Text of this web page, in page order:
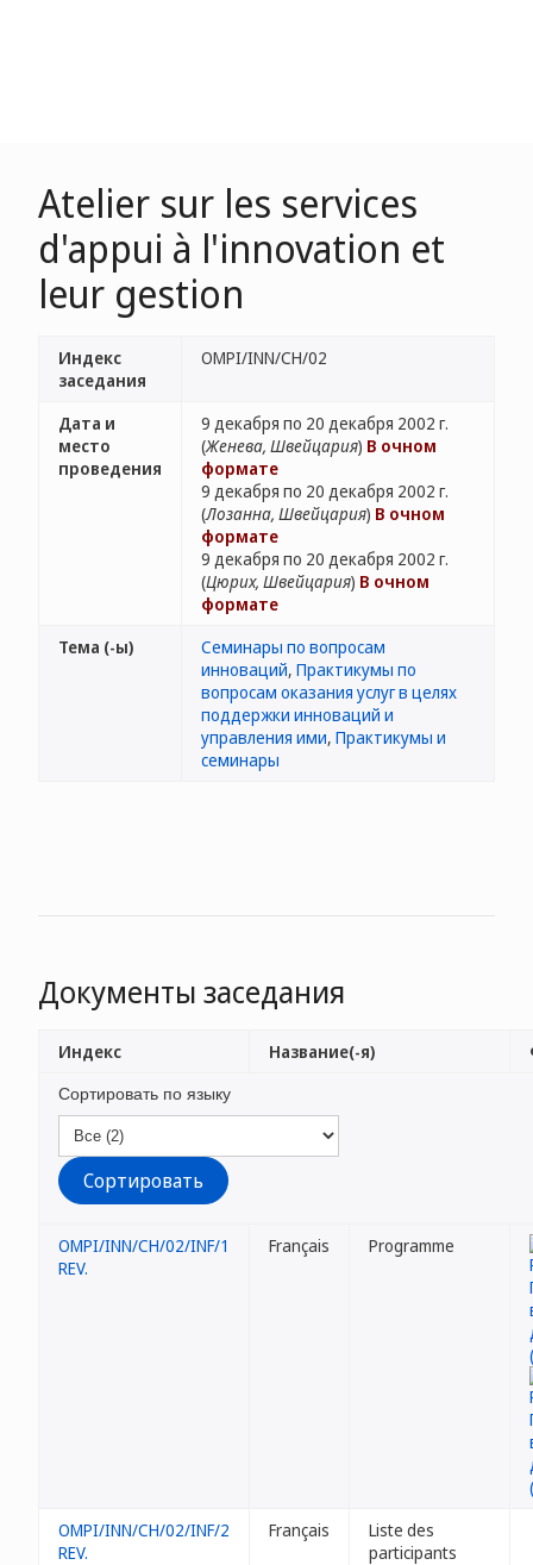
Atelier sur les services
d'appui à l'innovation et
leur gestion
Индекс
заседания
OMPI/INN/CH/02
Дата и
место
проведения
9 декабря по 20 декабря 2002 г.
(Женева, Швейцария) В очном
формате
9 декабря по 20 декабря 2002 г.
(Лозанна, Швейцария) В очном
формате
9 декабря по 20 декабря 2002 г.
(Цюрих, Швейцария) В очном
формате
Тема (-ы)
Семинары по вопросам
инноваций, Практикумы по
вопросам оказания услуг в целях
поддержки инноваций и
управления ими, Практикумы и
семинары
Документы заседания
Сортировать по языку
Индекс Название(-я)
OMPI/INN/CH/02/INF/1
REV.
Français Programme
OMPI/INN/CH/02/INF/2
REV.
Français
Liste des
participants